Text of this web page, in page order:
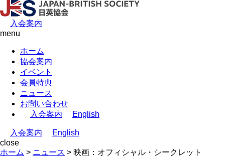
入会案内
menu
ホーム
協会案内
イベント
会員特典
ニュース
お問い合わせ
入会案内
English
入会案内
English
close
ホーム > ニュース > 映画：オフィシャル・シークレット